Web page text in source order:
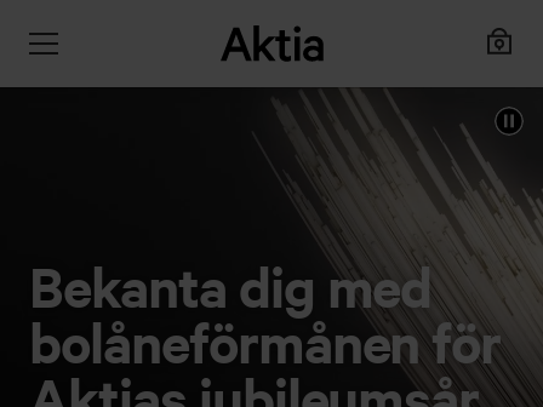
Bekanta dig med
bolåneförmånen för